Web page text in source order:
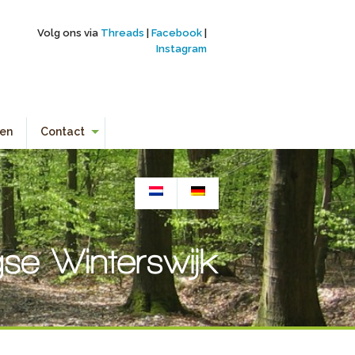
Volg ons via Threads Facebook
Instagram
Contact
Aanmelden
Contactgegevens
Links